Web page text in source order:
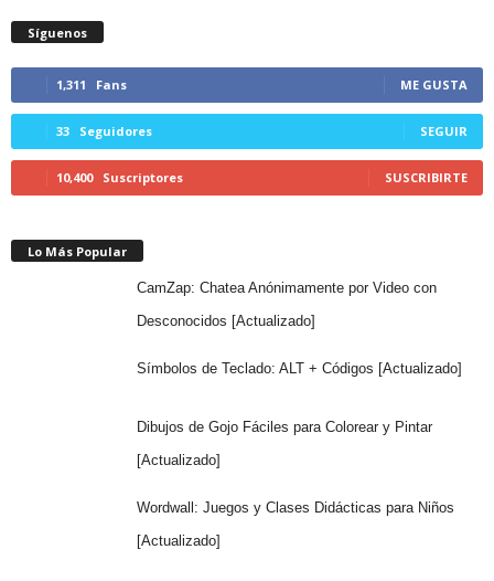
Síguenos
1,311 Fans ME GUSTA
33 Seguidores SEGUIR
10,400 Suscriptores SUSCRIBIRTE
Lo Más Popular
CamZap: Chatea Anónimamente por Video con
Desconocidos [Actualizado]
Símbolos de Teclado: ALT + Códigos [Actualizado]
Dibujos de Gojo Fáciles para Colorear y Pintar
[Actualizado]
Wordwall: Juegos y Clases Didácticas para Niños
[Actualizado]